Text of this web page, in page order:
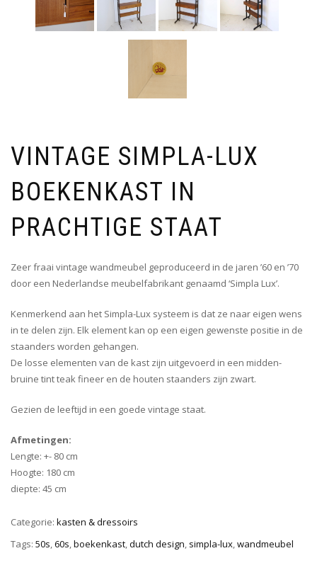
VINTAGE SIMPLA-LUX
BOEKENKAST IN
PRACHTIGE STAAT
Zeer fraai vintage wandmeubel geproduceerd in de jaren ’60 en ’70
door een Nederlandse meubelfabrikant genaamd ‘Simpla Lux’.
Kenmerkend aan het Simpla-Lux systeem is dat ze naar eigen wens
in te delen zijn. Elk element kan op een eigen gewenste positie in de
staanders worden gehangen.
De losse elementen van de kast zijn uitgevoerd in een midden-
bruine tint teak fineer en de houten staanders zijn zwart.
Gezien de leeftijd in een goede vintage staat.
Afmetingen:
Lengte: +- 80 cm
Hoogte: 180 cm
diepte: 45 cm
Categorie: kasten & dressoirs
Tags: 50s,60s,boekenkast,dutch design, simpla-lux,wandmeubel